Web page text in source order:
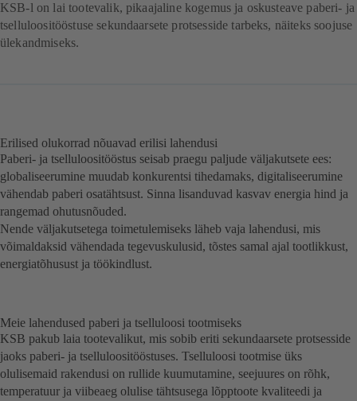
KSB-l on lai tootevalik, pikaajaline kogemus ja oskusteave paberi- ja
tselluloositööstuse sekundaarsete protsesside tarbeks, näiteks soojuse
ülekandmiseks.
Erilised olukorrad nõuavad erilisi lahendusi
Paberi- ja tselluloositööstus seisab praegu paljude väljakutsete ees:
globaliseerumine muudab konkurentsi tihedamaks, digitaliseerumine
vähendab paberi osatähtsust. Sinna lisanduvad kasvav energia hind ja
rangemad ohutusnõuded.
Nende väljakutsetega toimetulemiseks läheb vaja lahendusi, mis
võimaldaksid vähendada tegevuskulusid, tõstes samal ajal tootlikkust,
energiatõhusust ja töökindlust.
Meie lahendused paberi ja tselluloosi tootmiseks
KSB pakub laia tootevalikut, mis sobib eriti sekundaarsete protsesside
jaoks paberi- ja tselluloositööstuses. Tselluloosi tootmise üks
olulisemaid rakendusi on rullide kuumutamine, seejuures on rõhk,
temperatuur ja viibeaeg olulise tähtsusega lõpptoote kvaliteedi ja